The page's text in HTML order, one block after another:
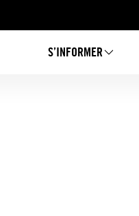
S’INFORMER